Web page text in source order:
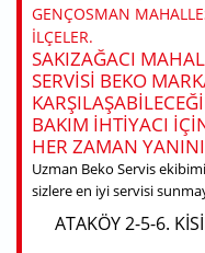
GENÇOSMAN
ILÇELER.
SAKIZAĞACI
SERVISI BEKO
BAKIM IHTIYACI
HER ZAMAN
Uzman Beko Servis
sizlere en iyi servisi
ATAKÖY 2-5-6.